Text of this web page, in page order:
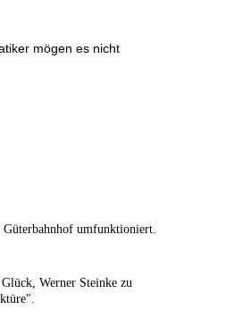
mögen es nicht
umfunktioniert.
Werner Steinke zu